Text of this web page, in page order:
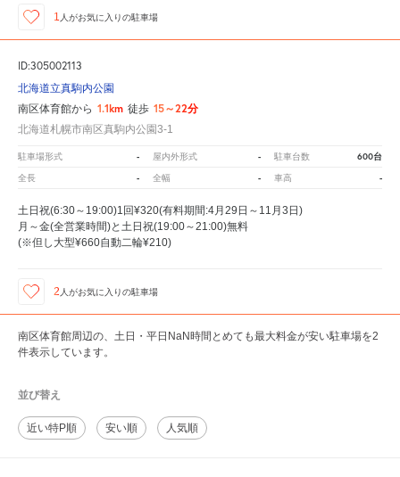
1 人がお気に入りの駐車場
ID:305002113
北海道立真駒内公園
南区体育館から 1.1km 徒歩 15～22分
北海道札幌市南区真駒内公園3-1
駐車場形式 - 屋内外形式 - 駐車台数 600台
全長 - 全幅 - 車高 -
土日祝(6:30～19:00)1回¥320(有料期間:4月29日～11月3日)
月～金(全営業時間)と土日祝(19:00～21:00)無料
(※但し大型¥660自動二輪¥210)
2 人がお気に入りの駐車場
南区体育館周辺の、土日・平日NaN時間とめても最大料金が安い駐車場を2
件表示しています。
並び替え
近い特P順 安い順 人気順